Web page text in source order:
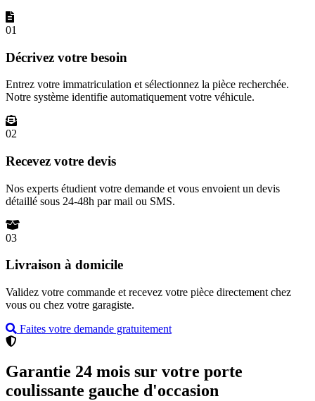
01
Décrivez votre besoin
Entrez votre immatriculation et sélectionnez la pièce recherchée.
Notre système identifie automatiquement votre véhicule.
02
Recevez votre devis
Nos experts étudient votre demande et vous envoient un devis
détaillé sous 24-48h par mail ou SMS.
03
Livraison à domicile
Validez votre commande et recevez votre pièce directement chez
vous ou chez votre garagiste.
Faites votre demande gratuitement
Garantie 24 mois sur votre porte
coulissante gauche d'occasion